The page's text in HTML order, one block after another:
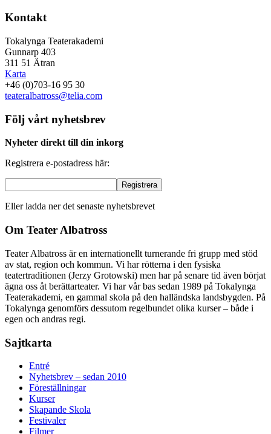
Kontakt
Tokalynga Teaterakademi
Gunnarp 403
311 51 Ätran
Karta
+46 (0)703-16 95 30
teateralbatross@telia.com
Följ vårt nyhetsbrev
Nyheter direkt till din inkorg
Registrera e-postadress här:
Eller ladda ner det senaste nyhetsbrevet
Om Teater Albatross
Teater Albatross är en internationellt turnerande fri grupp med stöd
av stat, region och kommun. Vi har rötterna i den fysiska
teatertraditionen (Jerzy Grotowski) men har på senare tid även börjat
ägna oss åt berättarteater. Vi har vår bas sedan 1989 på Tokalynga
Teaterakademi, en gammal skola på den halländska landsbygden. På
Tokalynga genomförs dessutom regelbundet olika kurser – både i
egen och andras regi.
Sajtkarta
Entré
Nyhetsbrev – sedan 2010
Föreställningar
Kurser
Skapande Skola
Festivaler
Filmer